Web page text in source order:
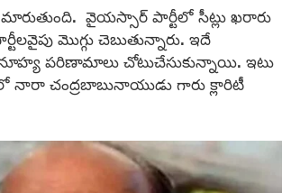
మారుతుంది. వైయస్సార్ పార్టీలో సీట్లు ఖరారు
మొగ్గు చెబుతున్నారు. ఇదే
పరిణామాలు చోటుచేసుకున్నాయి. ఇటు
చంద్రబాబునాయుడు గారు క్లారిటీ